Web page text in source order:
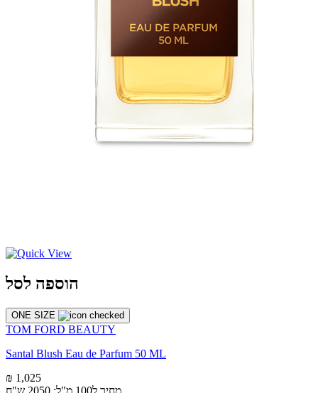
הוספה לסל
ONE SIZE
TOM FORD BEAUTY
Santal Blush Eau de Parfum 50 ML
₪ 1,025